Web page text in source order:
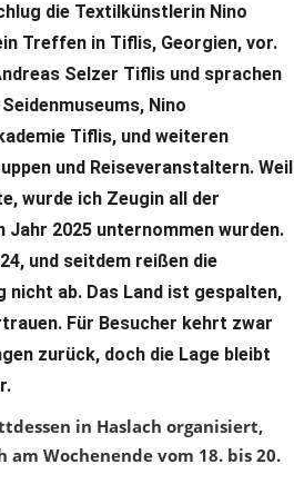
die Textilkünstlerin Nino
Treffen in Tiflis, Georgien, vor.
Selzer Tiflis und sprachen
Nino
Tiflis, und weiteren
und Reiseveranstaltern. Weil
wurde ich Zeugin all der
2025 unternommen wurden.
und seitdem reißen die
ab. Das Land ist gespalten,
Für Besucher kehrt zwar
zurück, doch die Lage bleibt
in Haslach organisiert,
Wochenende vom 18. bis 20.